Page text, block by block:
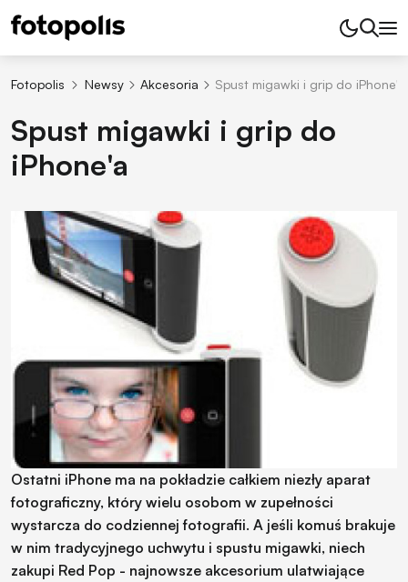
Fotopolis Newsy Akcesoria Spust migawki i grip do iPhone'a
Spust migawki i grip do
iPhone'a
Ostatni iPhone ma na pokładzie całkiem niezły aparat
fotograficzny, który wielu osobom w zupełności
wystarcza do codziennej fotografii. A jeśli komuś brakuje
w nim tradycyjnego uchwytu i spustu migawki, niech
zakupi Red Pop - najnowsze akcesorium ulatwiające